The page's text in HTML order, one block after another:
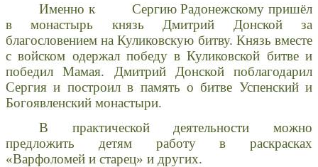
Именно к Сергию Радонежскому пришёл
в монастырь князь Дмитрий Донской за
благословением на Куликовскую битву. Князь вместе
с войском одержал победу в Куликовской битве и
победил Мамая. Дмитрий Донской поблагодарил
Сергия и построил в память о битве Успенский и
Богоявленский монастыри.
В практической деятельности можно
предложить детям работу в раскрасках
«Варфоломей и старец» и других.